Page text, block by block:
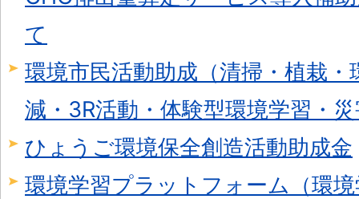
て
環境市民活動助成（清掃・植栽
減・3R活動・体験型環境学習・
ひょうご環境保全創造活動助成金
環境学習プラットフォーム（環